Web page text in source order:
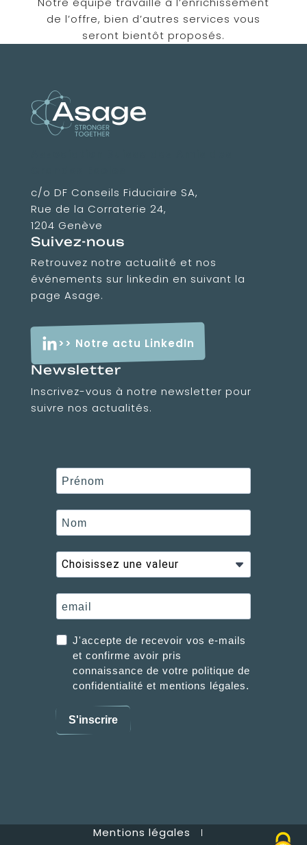
de l’offre, bien d’autres services vous
seront bientôt proposés.
c/o DF Conseils Fiduciaire SA,
Rue de la Corraterie 24,
1204 Genève
Suivez-nous
Retrouvez notre actualité et nos
événements sur linkedin en suivant la
page Asage.
>> Notre actu LinkedIn
Newsletter
Inscrivez-vous à notre newsletter pour
suivre nos actualités.
J'accepte de recevoir vos e-mails
et confirme avoir pris
connaissance de votre politique de
confidentialité et mentions légales.
S'inscrire
Mentions légales